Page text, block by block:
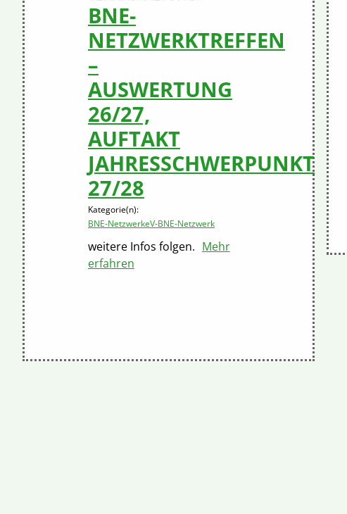
BNE-
NETZWERKTREFFEN
–
AUSWERTUNG
26/27,
AUFTAKT
JAHRESSCHWERPUNKT
27/28
Kategorie(n):
BNE-NetzwerkeV-BNE-Netzwerk
weitere Infos folgen. Mehr
erfahren